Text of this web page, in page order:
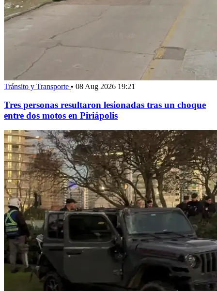
Tránsito y Transporte • 08 Aug 2026 19:21
Tres personas resultaron lesionadas tras un choque
entre dos motos en Piriápolis